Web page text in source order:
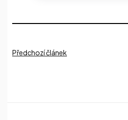
Předchozí článek